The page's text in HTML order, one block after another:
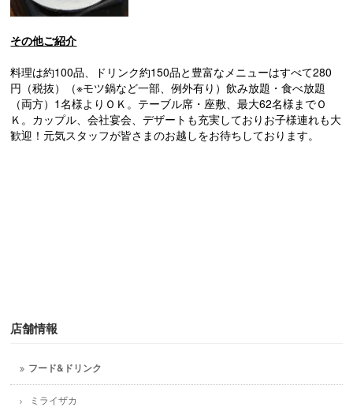
その他ご紹介
料理は約100品、ドリンク約150品と豊富なメニューはすべて280
円（税抜）（※モツ鍋など一部、例外有り）飲み放題・食べ放題
（両方）1名様よりＯＫ。テーブル席・座敷、最大62名様までＯ
Ｋ。カップル、会社宴会、デザートも充実しておりお子様連れも大
歓迎！元気スタッフが皆さまのお越しをお待ちしております。
店舗情報
フード&ドリンク
ミライザカ